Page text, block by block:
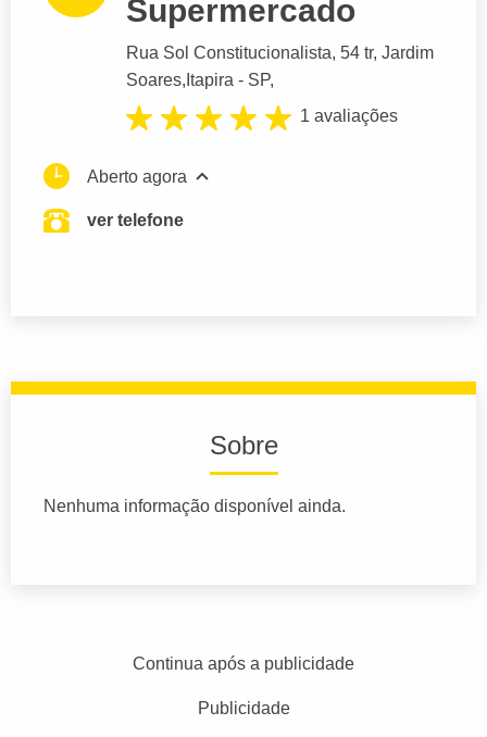
Supermercado
Rua Sol Constitucionalista, 54 tr, Jardim
Soares, Itapira - SP,
1 avaliações
Aberto agora
ver telefone
Sobre
Nenhuma informação disponível ainda.
Continua após a publicidade
Publicidade